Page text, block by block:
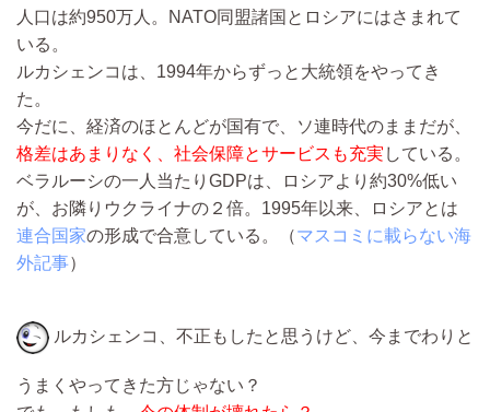
人口は約950万人。NATO同盟諸国とロシアにはさまれて
いる。
ルカシェンコは、1994年からずっと大統領をやってき
た。
今だに、経済のほとんどが国有で、ソ連時代のままだが、
格差はあまりなく、社会保障とサービスも充実 している。
ベラルーシの一人当たりGDPは、ロシアより約30%低い
が、お隣りウクライナの２倍。1995年以来、ロシアとは
連合国家の形成で合意している。（マスコミに載らない海
外記事）
ルカシェンコ、不正もしたと思うけど、今までわりと
うまくやってきた方じゃない？